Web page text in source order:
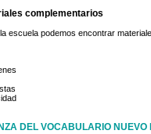
complementarios
escuela podemos encontrar
DEL VOCABULARIO